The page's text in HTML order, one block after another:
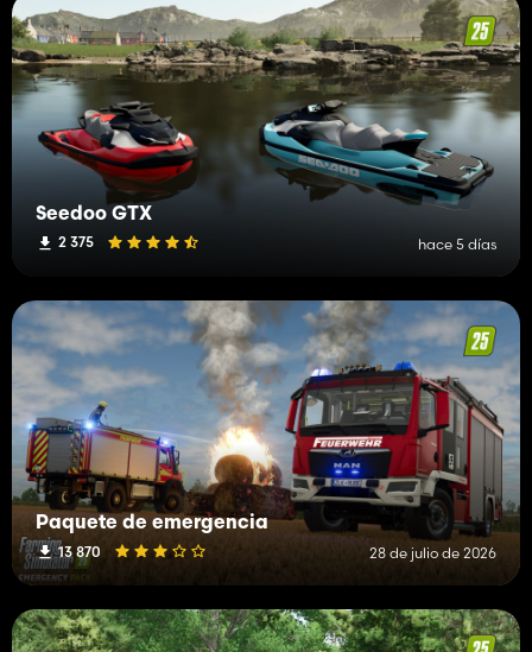
Seedoo GTX
2 375 hace 5 días
Paquete de emergencia
13 870 28 de julio de 2026